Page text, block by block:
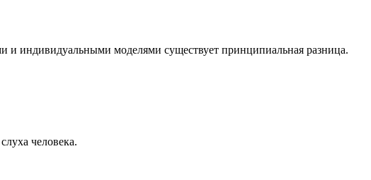
индивидуальными моделями существует принципиальная разница.
человека.